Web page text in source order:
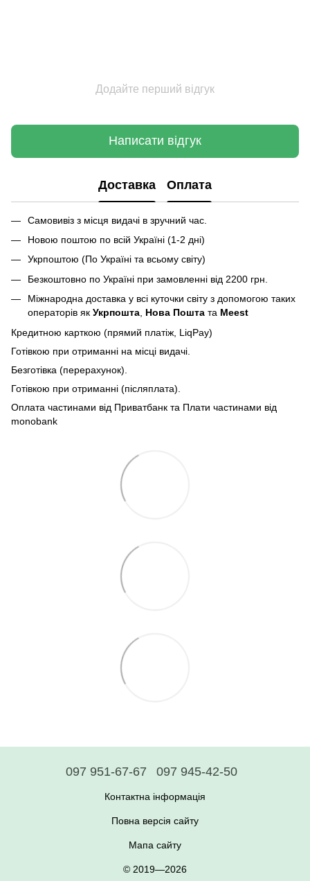
Додайте перший відгук
Написати відгук
Доставка Оплата
Самовивіз з місця видачі в зручний час.
Новою поштою по всій Україні (1-2 дні)
Укрпоштою (По Україні та всьому світу)
Безкоштовно по Україні при замовленні від 2200 грн.
Міжнародна доставка у всі куточки світу з допомогою таких
операторів як Укрпошта Нова Пошта та Meest
Кредитною карткою (прямий платіж, LiqPay)
Готівкою при отриманні на місці видачі.
Безготівка (перерахунок).
Готівкою при отриманні (післяплата).
Оплата частинами від Приватбанк та Плати частинами від
monobank
097 951-67-67 097 945-42-50
Контактна інформація
Повна версія сайту
Мапа сайту
© 2019—2026